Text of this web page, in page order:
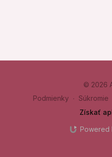
© 2026
Podmienky ∙ Súkromie
Získať
Powered